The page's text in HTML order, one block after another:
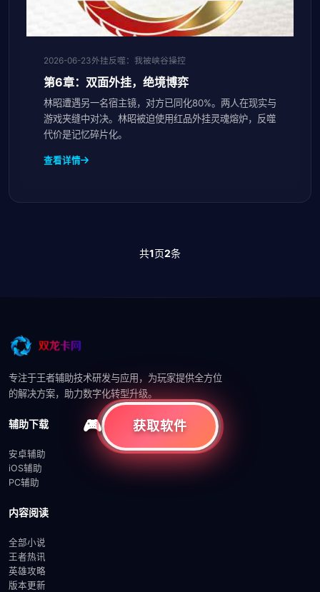
2026-06-23外挂反噬：我被峡谷操控
第6章：双面外挂，绝境博弈
林昭遭遇另一名宿主镜，对方已同化80%。两人在现实与
游戏夹缝中对决。林昭被迫使用红品外挂灵魂熔炉，反噬
代价是记忆碎片化。
查看详情
共1页2条
专注于王者辅助技术研发与应用，为玩家提供全方位
的解决方案，助力数字化转型升级。
辅助下载
安卓辅助
iOS辅助
PC辅助
内容阅读
全部小说
王者热讯
英雄攻略
版本更新
获取软件